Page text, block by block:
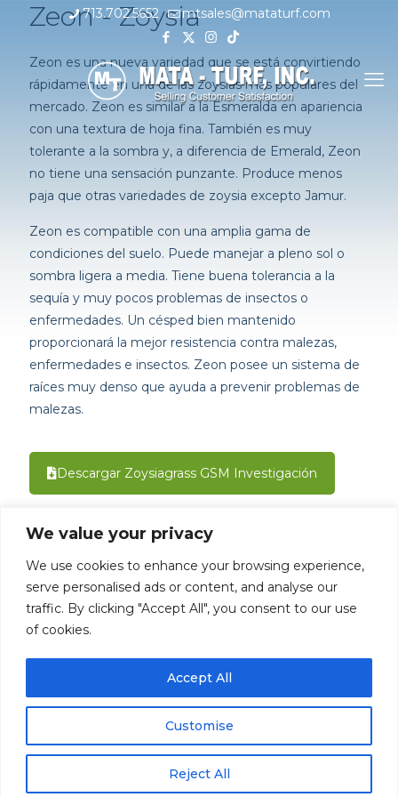
We value your privacy
We use cookies to enhance your browsing experience,
serve personalised ads or content, and analyse our
traffic. By clicking "Accept All", you consent to our use
of cookies.
Customise
Reject All
Accept All
713.702.5652 mtsales@mataturf.com
Zeon - Zoysia
Zeon es una nueva variedad que se está convirtiendo
rápidamente en una de las zoysias más populares del
mercado. Zeon es similar a la Esmeralda en apariencia
con una textura de hoja fina. También es muy
tolerante a la sombra y, a diferencia de Emerald, Zeon
no tiene una sensación punzante. Produce menos
paja que otras variedades de zoysia excepto Jamur.
Zeon es compatible con una amplia gama de
condiciones del suelo. Puede manejar a pleno sol o
sombra ligera a media. Tiene buena tolerancia a la
sequía y muy pocos problemas de insectos o
enfermedades. Un césped bien mantenido
proporcionará la mejor resistencia contra malezas,
enfermedades e insectos. Zeon posee un sistema de
raíces muy denso que ayuda a prevenir problemas de
malezas.
Descargar Zoysiagrass GSM Investigación
©1992 - 2026 Mata-Turf, Inc . LI004651 BP0006168
| Todos los derechos reservados |Política De
10408 Tanner Rd., Houston, TX 77041
Designed By Maki-Tect Enterprises, Inc.